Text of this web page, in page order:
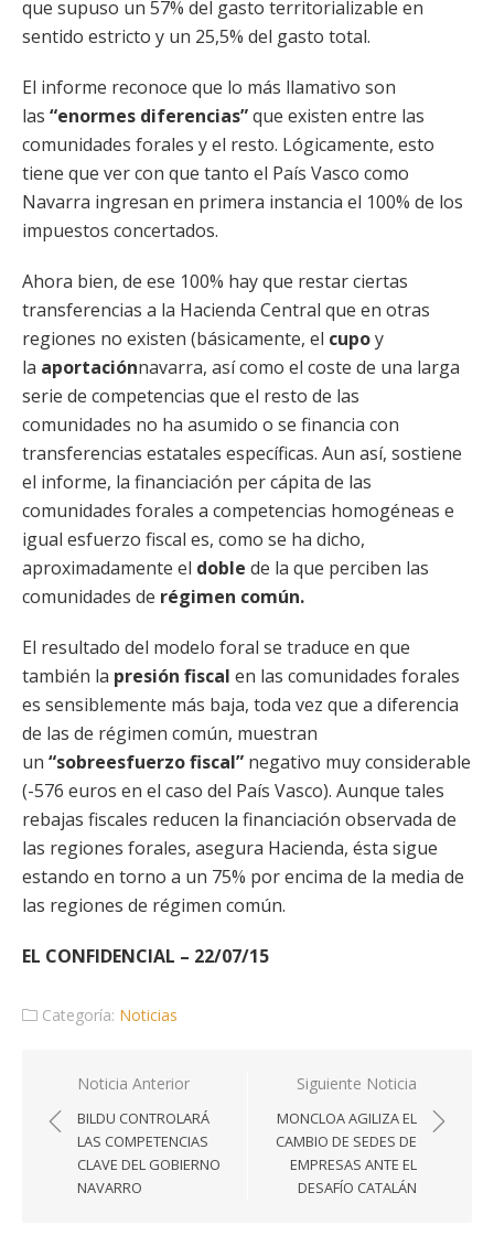
que supuso un 57% del gasto territorializable en
sentido estricto y un 25,5% del gasto total.
El informe reconoce que lo más llamativo son
las “enormes diferencias”que existen entre las
comunidades forales y el resto. Lógicamente, esto
tiene que ver con que tanto el País Vasco como
Navarra ingresan en primera instancia el 100% de los
impuestos concertados.
Ahora bien, de ese 100% hay que restar ciertas
transferencias a la Hacienda Central que en otras
regiones no existen (básicamente, el cupoy
la aportaciónnavarra, así como el coste de una larga
serie de competencias que el resto de las
comunidades no ha asumido o se financia con
transferencias estatales específicas. Aun así, sostiene
el informe, la financiación per cápita de las
comunidades forales a competencias homogéneas e
igual esfuerzo fiscal es, como se ha dicho,
aproximadamente el doble de la que perciben las
comunidades de régimen común.
El resultado del modelo foral se traduce en que
también la presión fiscal en las comunidades forales
es sensiblemente más baja, toda vez que a diferencia
de las de régimen común, muestran
un “sobreesfuerzo fiscal” negativo muy considerable
(-576 euros en el caso del País Vasco). Aunque tales
rebajas fiscales reducen la financiación observada de
las regiones forales, asegura Hacienda, ésta sigue
estando en torno a un 75% por encima de la media de
las regiones de régimen común.
EL CONFIDENCIAL – 22/07/15
Categoría: Noticias
Navegación
de
entradas
Noticia Anterior
BILDU CONTROLARÁ
LAS COMPETENCIAS
CLAVE DEL GOBIERNO
NAVARRO
Siguiente Noticia
MONCLOA AGILIZA EL
CAMBIO DE SEDES DE
EMPRESAS ANTE EL
DESAFÍO CATALÁN